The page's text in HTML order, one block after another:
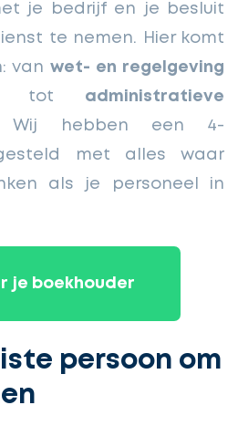
je bedrijf en je besluit
te nemen. Hier komt
vanwet- en regelgeving
tot administratieve
hebben een 4-
met alles waar
als je personeel in
je boekhouder
persoon om